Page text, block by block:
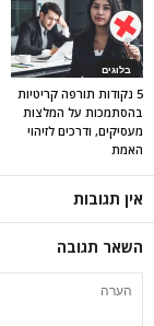
בלוגים
5 נקודות תורפה קריטיות
בהסתמכות על המלצות
מעסיקים, ודרכים לזיהוי
האמת
אין תגובות
השאר תגובה